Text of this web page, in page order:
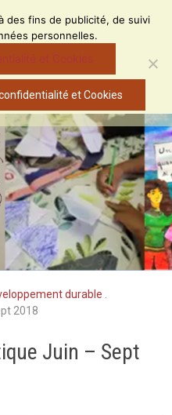
durable
2018
Juin – Sept
des fins de publicité, de suivi
personnelles.
et Cookies
et Cookies